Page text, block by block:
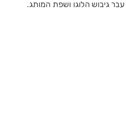
גיבוש הלוגו ושפת המותג.